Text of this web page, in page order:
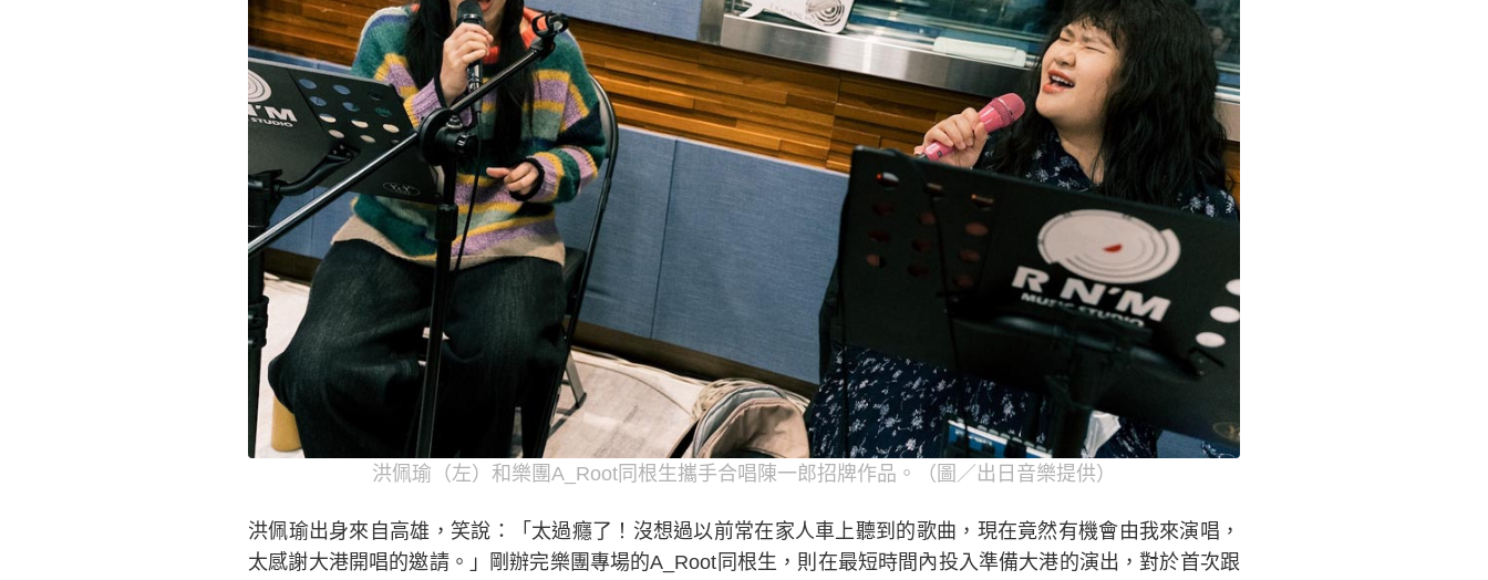
洪佩瑜（左）和樂團A_Root同根生攜手合唱陳一郎招牌作品。（圖／出日音樂提供）
洪佩瑜出身來自高雄，笑說：「太過癮了！沒想過以前常在家人車上聽到的歌曲，現在竟然有機會由我來演唱，
太感謝大港開唱的邀請。」剛辦完樂團專場的A_Root同根生，則在最短時間內投入準備大港的演出，對於首次跟